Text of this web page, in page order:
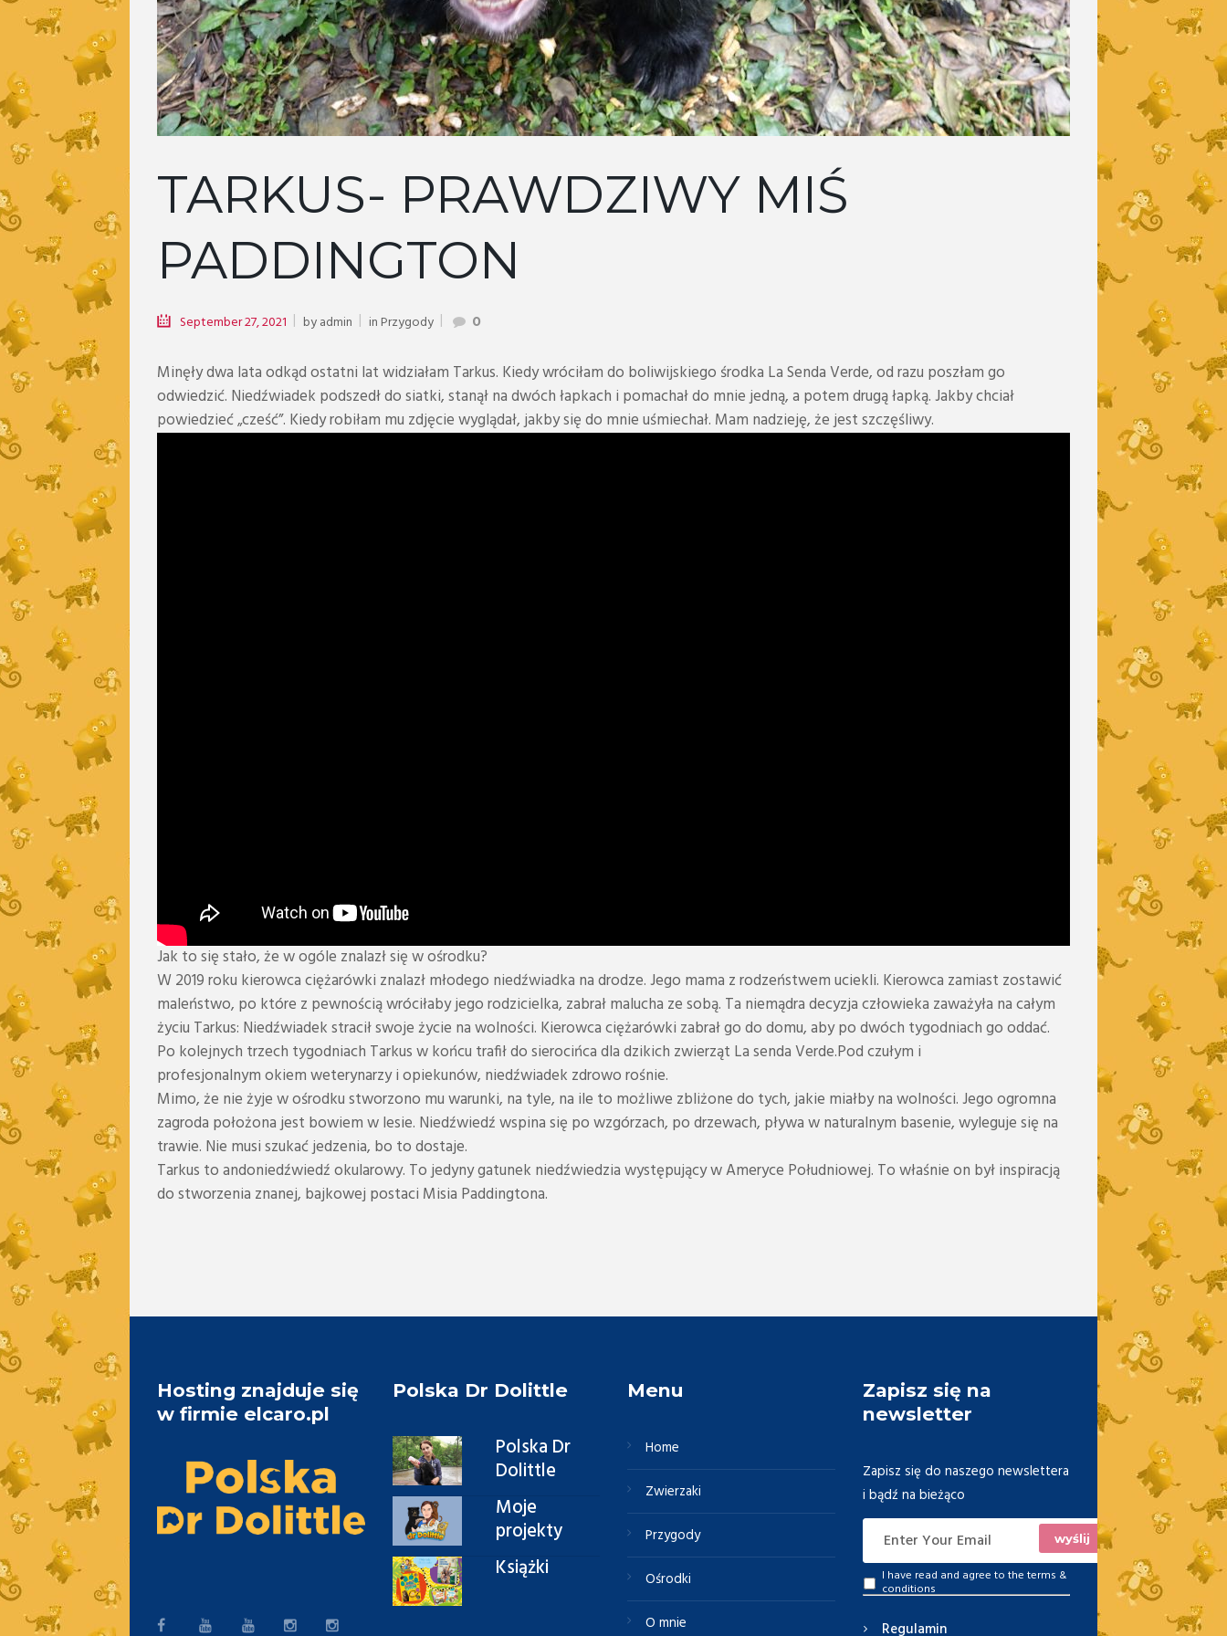
TARKUS- PRAWDZIWY MIŚ
PADDINGTON
September 27, 2021 byadmin in Przygody 0
Minęły dwa lata odkąd ostatni lat widziałam Tarkus. Kiedy wróciłam do boliwijskiego środka La Senda Verde, od razu poszłam go
odwiedzić. Niedźwiadek podszedł do siatki, stanął na dwóch łapkach i pomachał do mnie jedną, a potem drugą łapką. Jakby chciał
powiedzieć „cześć”. Kiedy robiłam mu zdjęcie wyglądał, jakby się do mnie uśmiechał. Mam nadzieję, że jest szczęśliwy.
Jak to się stało, że w ogóle znalazł się w ośrodku?
W 2019 roku kierowca ciężarówki znalazł młodego niedźwiadka na drodze. Jego mama z rodzeństwem uciekli. Kierowca zamiast zostawić
maleństwo, po które z pewnością wróciłaby jego rodzicielka, zabrał malucha ze sobą. Ta niemądra decyzja człowieka zaważyła na całym
życiu Tarkus: Niedźwiadek stracił swoje życie na wolności. Kierowca ciężarówki zabrał go do domu, aby po dwóch tygodniach go oddać.
Po kolejnych trzech tygodniach Tarkus w końcu trafił do sierocińca dla dzikich zwierząt La senda Verde.Pod czułym i
profesjonalnym okiem weterynarzy i opiekunów, niedźwiadek zdrowo rośnie.
Mimo, że nie żyje w ośrodku stworzono mu warunki, na tyle, na ile to możliwe zbliżone do tych, jakie miałby na wolności. Jego ogromna
zagroda położona jest bowiem w lesie. Niedźwiedź wspina się po wzgórzach, po drzewach, pływa w naturalnym basenie, wyleguje się na
trawie. Nie musi szukać jedzenia, bo to dostaje.
Tarkus to andoniedźwiedź okularowy. To jedyny gatunek niedźwiedzia występujący w Ameryce Południowej. To właśnie on był inspiracją
do stworzenia znanej, bajkowej postaci Misia Paddingtona.
Hosting znajduje się
w firmie elcaro.pl
Polska Dr Dolittle
Polska Dr
Dolittle
Moje
projekty
Książki
Menu
Home
Zwierzaki
Przygody
Ośrodki
O mnie
Zapisz się na
newsletter
Zapisz się do naszego newslettera
i bądź na bieżąco
I have read and agree to theterms &
conditions
Regulamin